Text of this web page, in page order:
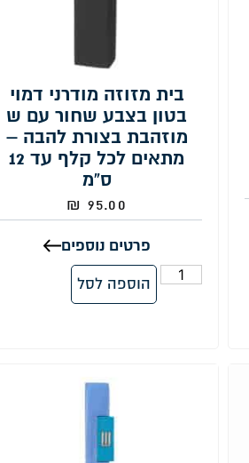
בית מזוזה מודרני דמוי
בטון בצבע שחור עם ש
מוזהבת בצורת להבה –
מתאים לכל קלף עד 12
ס”מ
95.00
₪
פרטים נוספים
הוספה לסל